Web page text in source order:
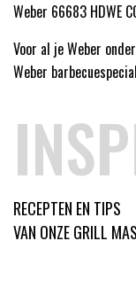
Weber 66683 HDWE
Voor al je Weber
Weber
RECEPTEN EN TIPS
VAN ONZE GRILL